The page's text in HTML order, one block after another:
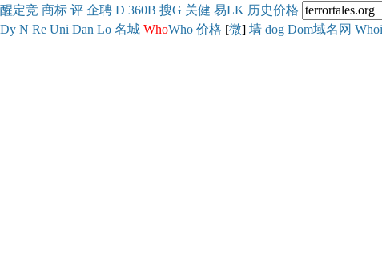
醒定竞 商标 评 企聘 D 360B 搜G 关健 易LK 历史价格
Dy N Re Uni Dan Lo 名城 WhoWho 价格 [微] 墙 dog Dom域名网